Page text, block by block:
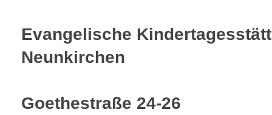
Evangelische
Neunkirchen
Goethestraße 24-26